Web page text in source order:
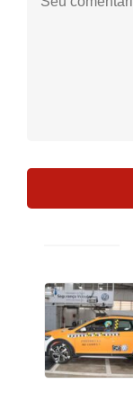
comentário: